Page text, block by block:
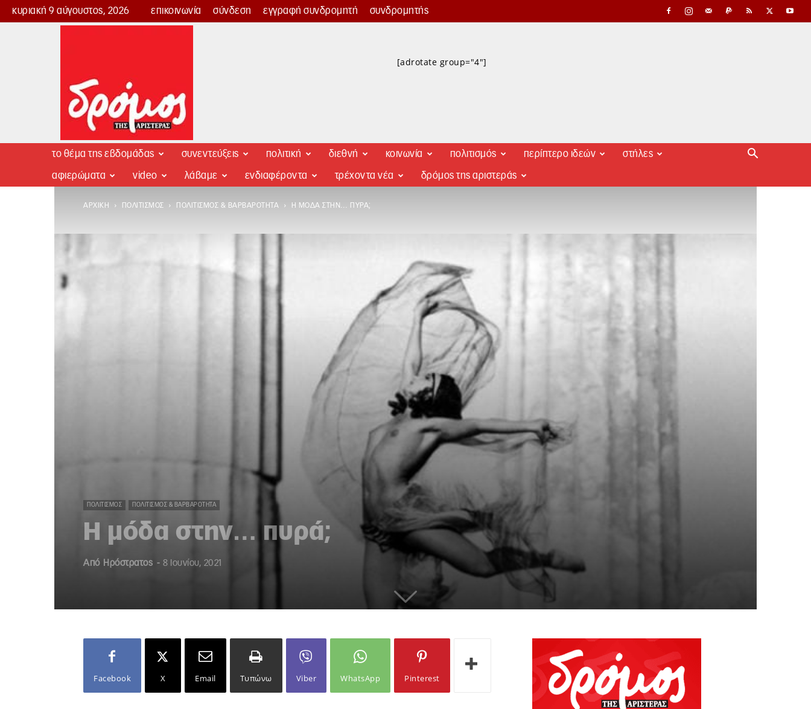
κυριακή 9 αύγουστος, 2026 επικοινωνία σύνδεση εγγραφή συνδρομητή συνδρομητής
Δρόμος
[adrotate group="4"]
το θέμα της εβδομάδας συνεντεύξεις πολιτική διεθνή κοινωνία πολιτισμός περίπτερο ιδεών στήλες
αφιερώματα video λάβαμε ενδιαφέροντα τρέχοντα νέα δρόμος της αριστεράς
ΑΡΧΙΚΉ ΠΟΛΙΤΙΣΜΌΣ ΠΟΛΙΤΙΣΜΌΣ & ΒΑΡΒΑΡΌΤΗΤΑ Η ΜΌΔΑ ΣΤΗΝ… ΠΥΡΆ;
ΠΟΛΙΤΙΣΜΌΣ ΠΟΛΙΤΙΣΜΌΣ & ΒΑΡΒΑΡΌΤΗΤΑ
Η μόδα στην… πυρά;
Από Ηρόστρατος - 8 Ιουνίου, 2021
Facebook X Email Τυπώνω Viber WhatsApp Pinterest